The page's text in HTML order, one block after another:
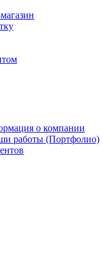
о компании
работы (Портфолио)